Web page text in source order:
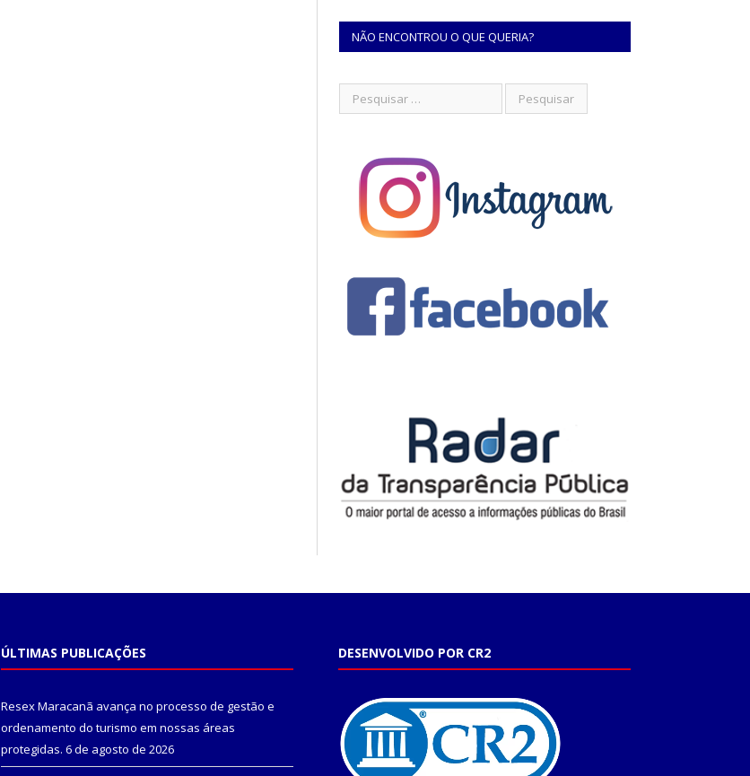
NÃO ENCONTROU O QUE QUERIA?
ÚLTIMAS PUBLICAÇÕES
Resex Maracanã avança no processo de gestão e
ordenamento do turismo em nossas áreas
protegidas. 6 de agosto de 2026
DESENVOLVIDO POR CR2